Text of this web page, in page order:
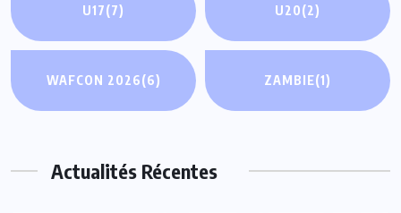
U17(7) U20(2)
WAFCON 2026(6) ZAMBIE(1)
Actualités Récentes